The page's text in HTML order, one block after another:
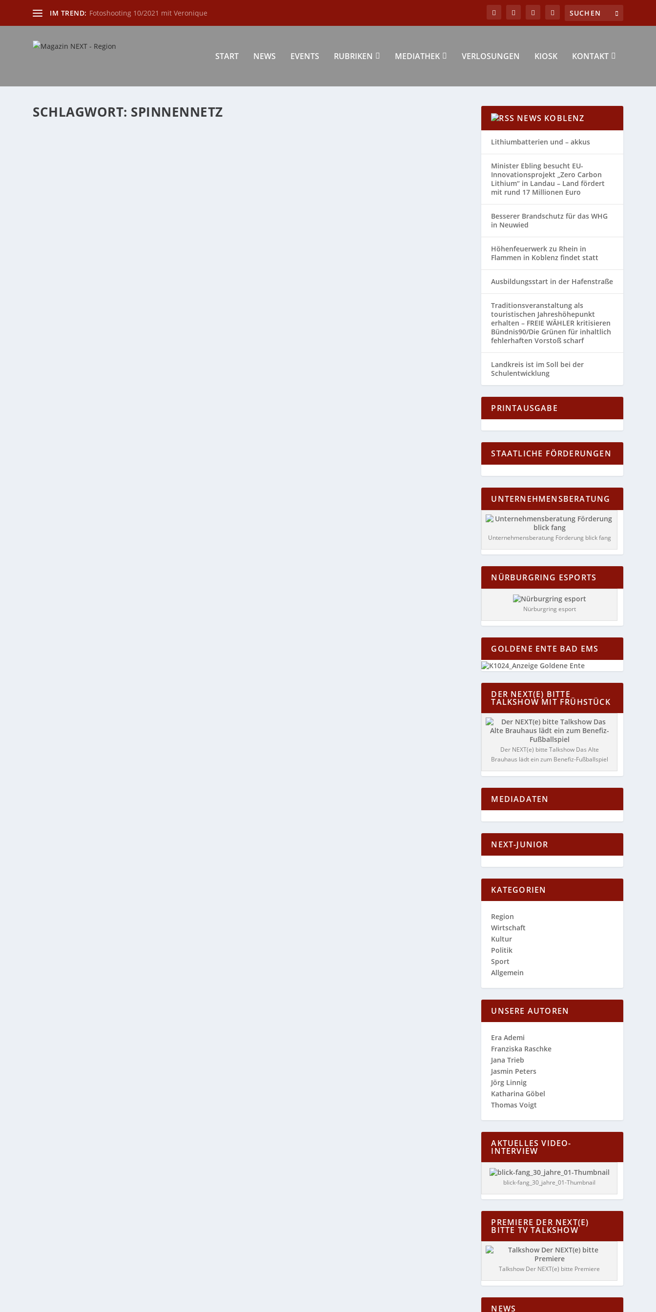
IM TREND: Fotoshooting 10/2021 mit Veronique
START NEWS EVENTS RUBRIKEN MEDIATHEK VERLOSUNGEN KIOSK KONTAKT
SCHLAGWORT: SPINNENNETZ NEWS KOBLENZ
Lithiumbatterien und – akkus
Minister Ebling besucht EU-
Innovationsprojekt „Zero Carbon
Lithium“ in Landau – Land fördert
mit rund 17 Millionen Euro
Besserer Brandschutz für das WHG
in Neuwied
Höhenfeuerwerk zu Rhein in
Flammen in Koblenz findet statt
Ausbildungsstart in der Hafenstraße
Traditionsveranstaltung als
touristischen Jahreshöhepunkt
erhalten – FREIE WÄHLER kritisieren
Bündnis90/Die Grünen für inhaltlich
fehlerhaften Vorstoß scharf
Landkreis ist im Soll bei der
Schulentwicklung
PRINTAUSGABE
STAATLICHE FÖRDERUNGEN
UNTERNEHMENSBERATUNG
Unternehmensberatung Förderung blick fang
NÜRBURGRING ESPORTS
Nürburgring esport
GOLDENE ENTE BAD EMS
DER NEXT(E) BITTE
TALKSHOW MIT FRÜHSTÜCK
Der NEXT(e) bitte Talkshow Das Alte
Brauhaus lädt ein zum Benefiz-Fußballspiel
MEDIADATEN
NEXT-JUNIOR
KATEGORIEN
Region
Wirtschaft
Kultur
Politik
Sport
Allgemein
UNSERE AUTOREN
Era Ademi
Franziska Raschke
Jana Trieb
Jasmin Peters
Jörg Linnig
Katharina Göbel
Thomas Voigt
AKTUELLES VIDEO-
INTERVIEW
blick-fang_30_jahre_01-Thumbnail
PREMIERE DER NEXT(E)
BITTE TV TALKSHOW
Talkshow Der NEXT(e) bitte Premiere
NEWS